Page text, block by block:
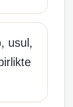
usul,